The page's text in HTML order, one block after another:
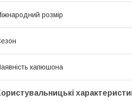
розмір
капюшона